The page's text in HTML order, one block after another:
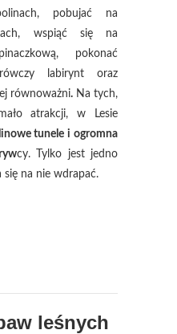
pobujać na
wspiąć się na
pokonać
labirynt oraz
równoważni. Na tych,
atrakcji, w Lesie
tunele i ogromna
cy. Tylko jest jedno
się na nie wdrapać.
leśnych